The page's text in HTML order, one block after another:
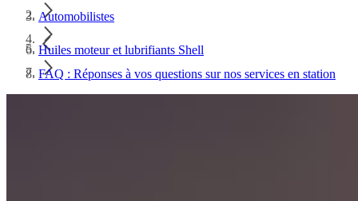
Automobilistes
Huiles moteur et lubrifiants Shell
FAQ : Réponses à vos questions sur nos services en station